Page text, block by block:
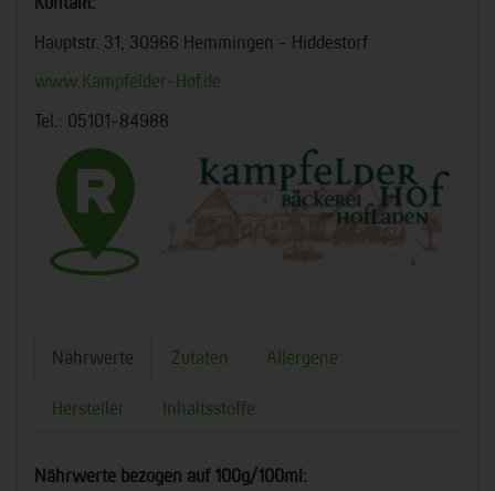
Hauptstr. 31, 30966 Hemmingen - Hiddestorf
www.Kampfelder-Hof.de
Tel.: 05101-84988
Nährwerte Zutaten Allergene
Hersteller Inhaltsstoffe
Nährwerte bezogen auf 100g/100ml: